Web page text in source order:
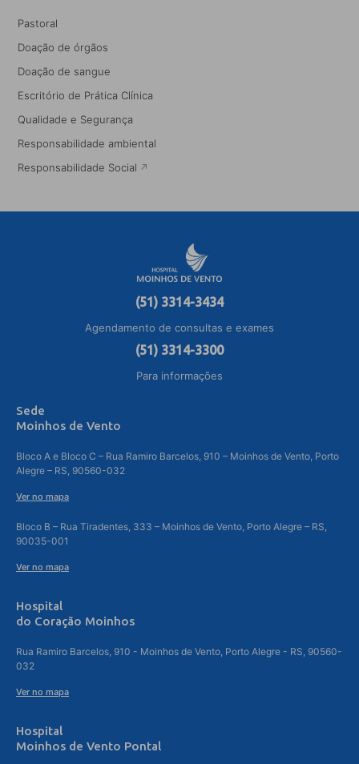
Pastoral
Doação de órgãos
Doação de sangue
Escritório de Prática Clínica
Qualidade e Segurança
Responsabilidade ambiental
Responsabilidade Social
(51) 3314-3434
Agendamento de consultas e exames
(51) 3314-3300
Para informações
Sede
Moinhos de Vento
Bloco A e Bloco C – Rua Ramiro Barcelos, 910 – Moinhos de Vento, Porto
Alegre – RS, 90560-032
Ver no mapa
Bloco B – Rua Tiradentes, 333 – Moinhos de Vento, Porto Alegre – RS,
90035-001
Ver no mapa
Hospital
do Coração Moinhos
Rua Ramiro Barcelos, 910 - Moinhos de Vento, Porto Alegre - RS, 90560-
032
Ver no mapa
Hospital
Moinhos de Vento Pontal